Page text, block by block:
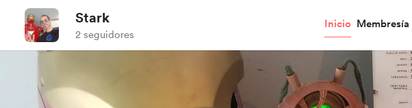
Stark
2 seguidores
Inicio Membresía